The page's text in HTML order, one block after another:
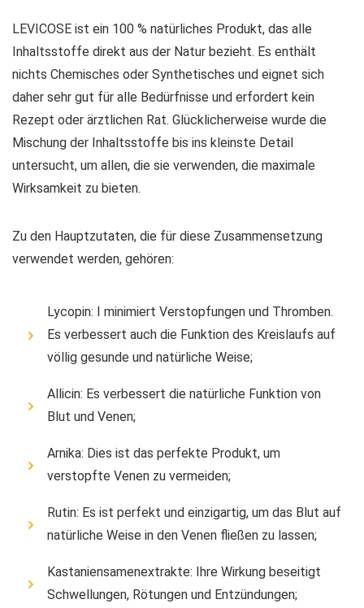
LEVICOSE ist ein 100 % natürliches Produkt, das alle
Inhaltsstoffe direkt aus der Natur bezieht. Es enthält
nichts Chemisches oder Synthetisches und eignet sich
daher sehr gut für alle Bedürfnisse und erfordert kein
Rezept oder ärztlichen Rat. Glücklicherweise wurde die
Mischung der Inhaltsstoffe bis ins kleinste Detail
untersucht, um allen, die sie verwenden, die maximale
Wirksamkeit zu bieten.
Zu den Hauptzutaten, die für diese Zusammensetzung
verwendet werden, gehören:
Lycopin: I minimiert Verstopfungen und Thromben.
Es verbessert auch die Funktion des Kreislaufs auf
völlig gesunde und natürliche Weise;
Allicin: Es verbessert die natürliche Funktion von
Blut und Venen;
Arnika: Dies ist das perfekte Produkt, um
verstopfte Venen zu vermeiden;
Rutin: Es ist perfekt und einzigartig, um das Blut auf
natürliche Weise in den Venen fließen zu lassen;
Kastaniensamenextrakte: Ihre Wirkung beseitigt
Schwellungen, Rötungen und Entzündungen;